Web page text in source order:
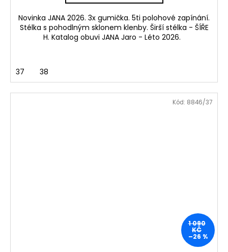
Novinka JANA 2026. 3x gumička. 5ti polohové zapínání.
Stélka s pohodlným sklonem klenby. Širší stélka - ŠÍŘE
H. Katalog obuvi JANA Jaro - Léto 2026.
37 38
1 090
KČ
–26 %
Kód: 8846/37